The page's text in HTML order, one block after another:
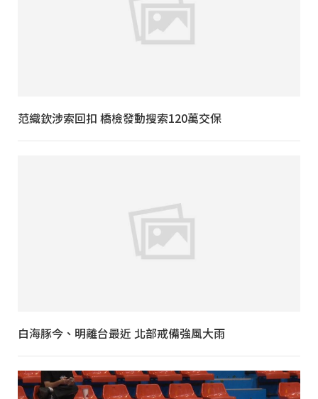
范織欽涉索回扣 橋檢發動搜索120萬交保
白海豚今、明離台最近 北部戒備強風大雨